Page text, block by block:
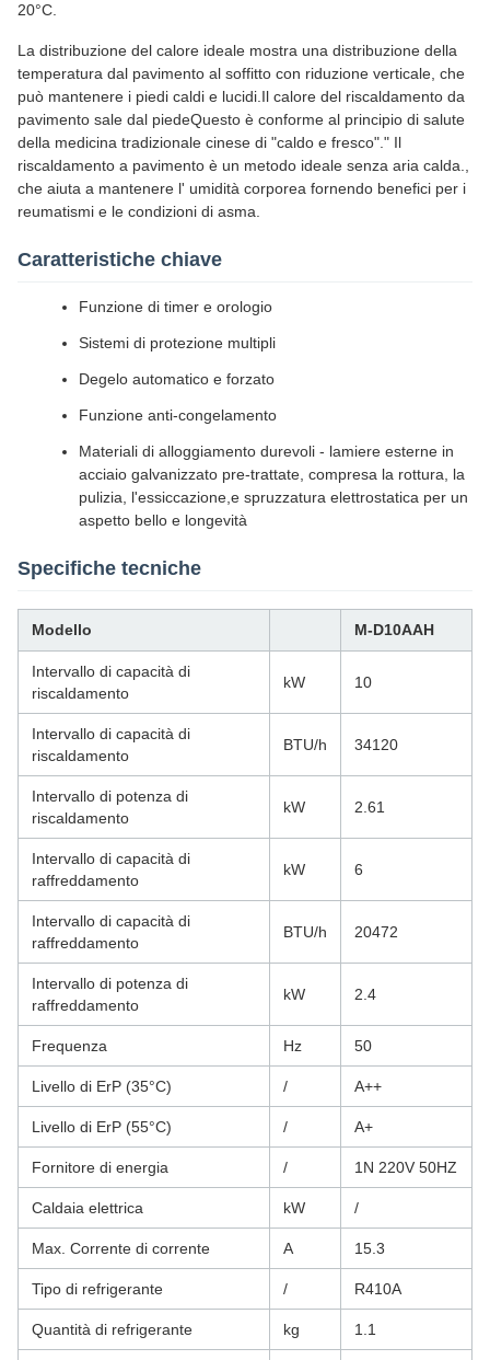
20°C.
La distribuzione del calore ideale mostra una distribuzione della
temperatura dal pavimento al soffitto con riduzione verticale, che
può mantenere i piedi caldi e lucidi.Il calore del riscaldamento da
pavimento sale dal piedeQuesto è conforme al principio di salute
della medicina tradizionale cinese di "caldo e fresco"." Il
riscaldamento a pavimento è un metodo ideale senza aria calda.,
che aiuta a mantenere l' umidità corporea fornendo benefici per i
reumatismi e le condizioni di asma.
Caratteristiche chiave
Funzione di timer e orologio
Sistemi di protezione multipli
Degelo automatico e forzato
Funzione anti-congelamento
Materiali di alloggiamento durevoli - lamiere esterne in
acciaio galvanizzato pre-trattate, compresa la rottura, la
pulizia, l'essiccazione,e spruzzatura elettrostatica per un
aspetto bello e longevità
Specifiche tecniche
Modello M-D10AAH
Intervallo di capacità di
riscaldamento
kW 10
Intervallo di capacità di
riscaldamento
BTU/h 34120
Intervallo di potenza di
riscaldamento
kW 2.61
Intervallo di capacità di
raffreddamento
kW 6
Intervallo di capacità di
raffreddamento
BTU/h 20472
Intervallo di potenza di
raffreddamento
kW 2.4
Frequenza Hz 50
Livello di ErP (35°C) / A++
Livello di ErP (55°C) / A+
Fornitore di energia / 1N 220V 50HZ
Caldaia elettrica kW /
Max. Corrente di corrente A 15.3
Tipo di refrigerante / R410A
Quantità di refrigerante kg 1.1